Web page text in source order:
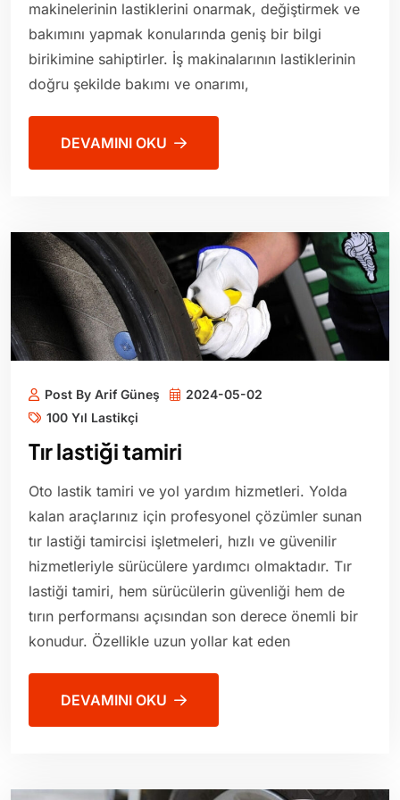
makinelerinin lastiklerini onarmak, değiştirmek ve
bakımını yapmak konularında geniş bir bilgi
birikimine sahiptirler. İş makinalarının lastiklerinin
doğru şekilde bakımı ve onarımı,
DEVAMINI OKU
Post By Arif Güneş
2024-05-02
100 Yıl Lastikçi
Tır lastiği tamiri
Oto lastik tamiri ve yol yardım hizmetleri. Yolda
kalan araçlarınız için profesyonel çözümler sunan
tır lastiği tamircisi işletmeleri, hızlı ve güvenilir
hizmetleriyle sürücülere yardımcı olmaktadır. Tır
lastiği tamiri, hem sürücülerin güvenliği hem de
tırın performansı açısından son derece önemli bir
konudur. Özellikle uzun yollar kat eden
DEVAMINI OKU